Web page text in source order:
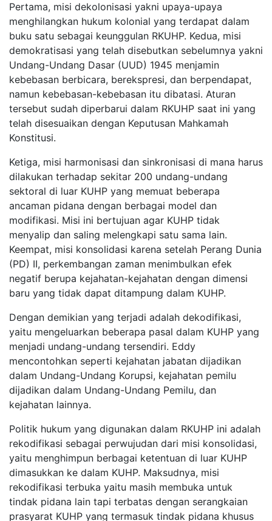
Pertama, misi dekolonisasi yakni upaya-upaya
menghilangkan hukum kolonial yang terdapat dalam
buku satu sebagai keunggulan RKUHP. Kedua, misi
demokratisasi yang telah disebutkan sebelumnya yakni
Undang-Undang Dasar (UUD) 1945 menjamin
kebebasan berbicara, berekspresi, dan berpendapat,
namun kebebasan-kebebasan itu dibatasi. Aturan
tersebut sudah diperbarui dalam RKUHP saat ini yang
telah disesuaikan dengan Keputusan Mahkamah
Konstitusi.
Ketiga, misi harmonisasi dan sinkronisasi di mana harus
dilakukan terhadap sekitar 200 undang-undang
sektoral di luar KUHP yang memuat beberapa
ancaman pidana dengan berbagai model dan
modifikasi. Misi ini bertujuan agar KUHP tidak
menyalip dan saling melengkapi satu sama lain.
Keempat, misi konsolidasi karena setelah Perang Dunia
(PD) II, perkembangan zaman menimbulkan efek
negatif berupa kejahatan-kejahatan dengan dimensi
baru yang tidak dapat ditampung dalam KUHP.
Dengan demikian yang terjadi adalah dekodifikasi,
yaitu mengeluarkan beberapa pasal dalam KUHP yang
menjadi undang-undang tersendiri. Eddy
mencontohkan seperti kejahatan jabatan dijadikan
dalam Undang-Undang Korupsi, kejahatan pemilu
dijadikan dalam Undang-Undang Pemilu, dan
kejahatan lainnya.
Politik hukum yang digunakan dalam RKUHP ini adalah
rekodifikasi sebagai perwujudan dari misi konsolidasi,
yaitu menghimpun berbagai ketentuan di luar KUHP
dimasukkan ke dalam KUHP. Maksudnya, misi
rekodifikasi terbuka yaitu masih membuka untuk
tindak pidana lain tapi terbatas dengan serangkaian
prasyarat KUHP yang termasuk tindak pidana khusus